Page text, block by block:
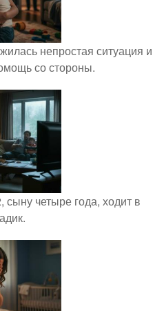
непростая ситуация и
со стороны.
четыре года, ходит в